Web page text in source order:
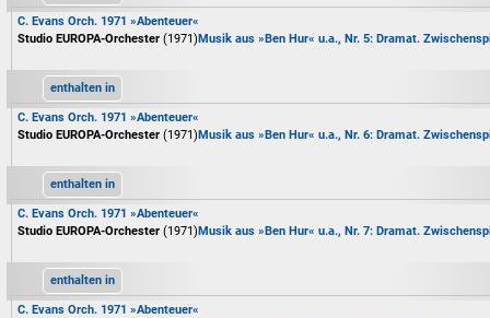
C. Evans Orch. 1971 »Abenteuer«
Studio EUROPA-Orchester (1971)Musik aus »Ben Hur« u.a., Nr. 5: Dramat.
enthalten in
C. Evans Orch. 1971 »Abenteuer«
Studio EUROPA-Orchester (1971)Musik aus »Ben Hur« u.a., Nr. 6: Dramat.
enthalten in
C. Evans Orch. 1971 »Abenteuer«
Studio EUROPA-Orchester (1971)Musik aus »Ben Hur« u.a., Nr. 7: Dramat.
enthalten in
C. Evans Orch. 1971 »Abenteuer«